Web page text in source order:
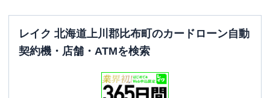
レイク 北海道上川郡比布町のカードローン自動
契約機・店舗・ATMを検索